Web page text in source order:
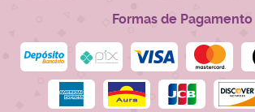
Formas de Pagamento